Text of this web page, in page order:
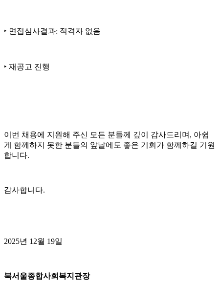
‣ 면접심사결과: 적격자 없음
‣ 재공고 진행
이번 채용에 지원해 주신 모든 분들께 깊이 감사드리며 , 아쉽
게 함께하지 못한 분들의 앞날에도 좋은 기회가 함께하길 기원
합니다.
감사합니다.
2025년 12월 19일
북서울종합사회복지관장